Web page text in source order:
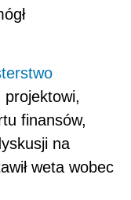
finansów,
na
weta wobec